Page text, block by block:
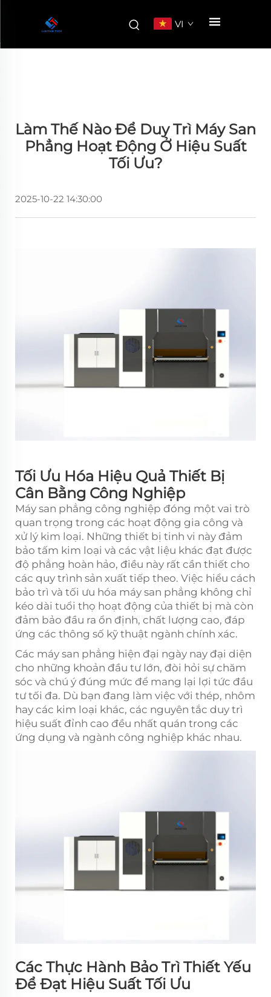
VI
Làm Thế Nào Để Duy Trì Máy San
Phẳng Hoạt Động Ở Hiệu Suất
Tối Ưu?
2025-10-22 14:30:00
Tối Ưu Hóa Hiệu Quả Thiết Bị
Cân Bằng Công Nghiệp
Máy san phẳng công nghiệp đóng một vai trò
quan trọng trong các hoạt động gia công và
xử lý kim loại. Những thiết bị tinh vi này đảm
bảo tấm kim loại và các vật liệu khác đạt được
độ phẳng hoàn hảo, điều này rất cần thiết cho
các quy trình sản xuất tiếp theo. Việc hiểu cách
bảo trì và tối ưu hóa máy san phẳng không chỉ
kéo dài tuổi thọ hoạt động của thiết bị mà còn
đảm bảo đầu ra ổn định, chất lượng cao, đáp
ứng các thông số kỹ thuật ngành chính xác.
Các máy san phẳng hiện đại ngày nay đại diện
cho những khoản đầu tư lớn, đòi hỏi sự chăm
sóc và chú ý đúng mức để mang lại lợi tức đầu
tư tối đa. Dù bạn đang làm việc với thép, nhôm
hay các kim loại khác, các nguyên tắc duy trì
hiệu suất đỉnh cao đều nhất quán trong các
ứng dụng và ngành công nghiệp khác nhau.
Các Thực Hành Bảo Trì Thiết Yếu
Để Đạt Hiệu Suất Tối Ưu